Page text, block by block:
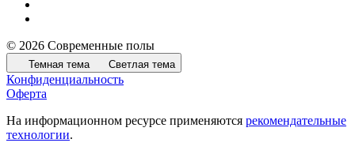
© 2026 Современные полы
Темная тема Светлая тема
Конфиденциальность
Оферта
На информационном ресурсе применяются рекомендательные
технологии.